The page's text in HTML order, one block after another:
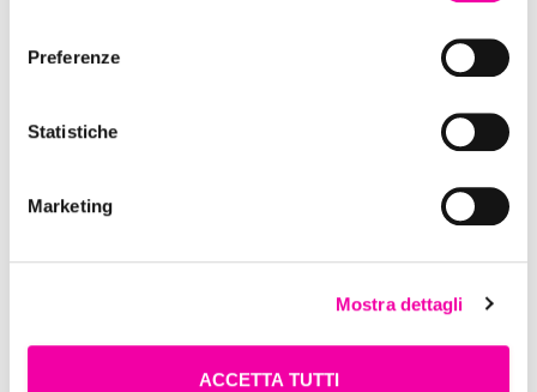
Preferenze
Statistiche
Marketing
Mostra dettagli
ACCETTA TUTTI